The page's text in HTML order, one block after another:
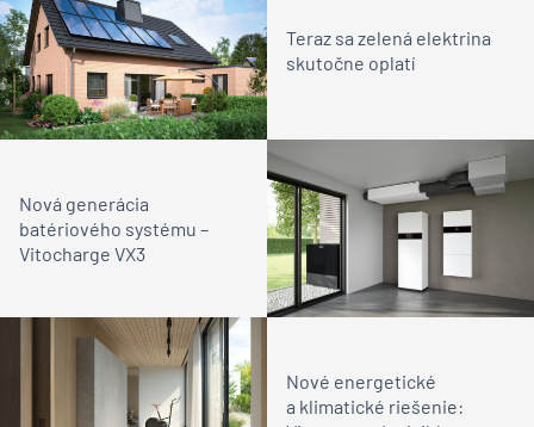
Teraz sa zelená elektrina
skutočne oplatí
Nová generácia
batériového systému –
Vitocharge VX3
Nové energetické
a klimatické riešenie: